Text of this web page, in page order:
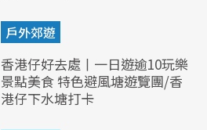
戶外郊遊
香港仔好去處丨一日遊逾10玩樂
景點美食 特色避風塘遊覽團/香
港仔下水塘打卡